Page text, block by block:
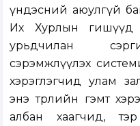
үндэсний аюулгүй
Их Хурлын гишүүд
урьдчилан
сэрэмжлүүлэх
хэрэглэгчид улам
энэ төрлийн гэмт
албан хаагчид,